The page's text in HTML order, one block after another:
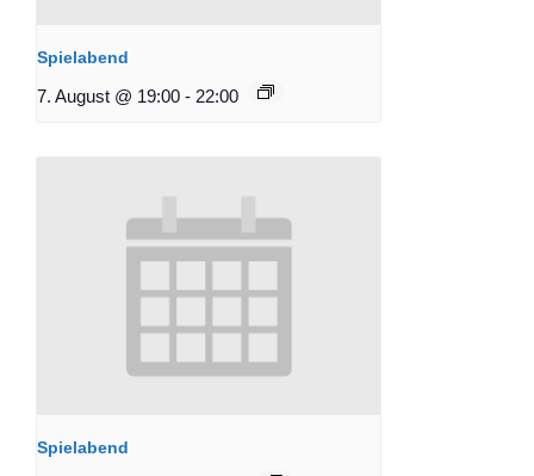
Spielabend
7. August @ 19:00 - 22:00
Spielabend